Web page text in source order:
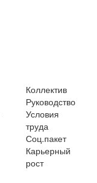
Коллектив
Руководство
Условия
труда
Соц.пакет
Карьерный
рост